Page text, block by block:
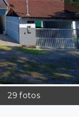
29 fotos